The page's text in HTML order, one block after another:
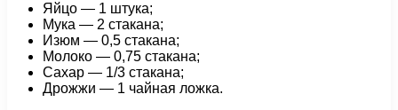
Яйцо — 1 штука;
Мука — 2 стакана;
Изюм — 0,5 стакана;
Молоко — 0,75 стакана;
Сахар — 1/3 стакана;
Дрожжи — 1 чайная ложка.